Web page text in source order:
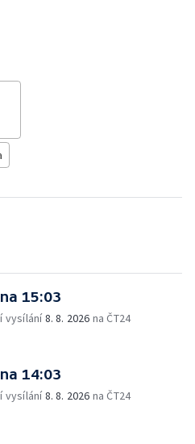
15:03
vysílání8. 8. 2026 na ČT24
14:03
vysílání8. 8. 2026 na ČT24